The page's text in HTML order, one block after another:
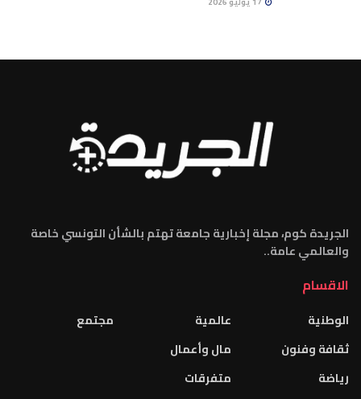
الجريدة كوم، مجلة إخبارية جامعة تهتم بالشأن التونسي خاصة
والعالمي عامة..
الاقسام
الوطنية
ثقافة وفنون
رياضة
عالمية
مال وأعمال
متفرقات
مجتمع